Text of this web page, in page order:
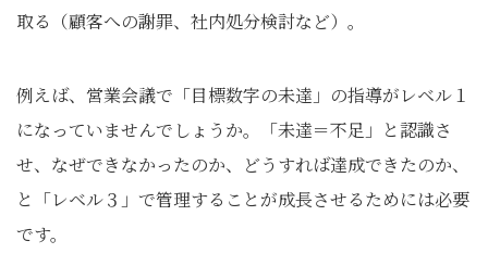
取る（顧客への謝罪、社内処分検討など）。
例えば、営業会議で「目標数字の未達」の指導がレベル１
になっていませんでしょうか。「未達＝不足」と認識さ
せ、なぜできなかったのか、どうすれば達成できたのか、
と「レベル３」で管理することが成長させるためには必要
です。